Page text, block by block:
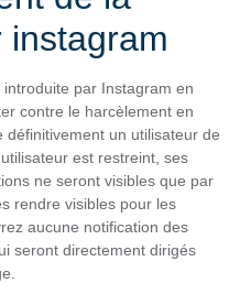
instagram
par Instagram en
contre le harcèlement en
un utilisateur de
est restreint, ses
ne seront visibles que par
rendre visibles pour les
aucune notification des
seront directement dirigés